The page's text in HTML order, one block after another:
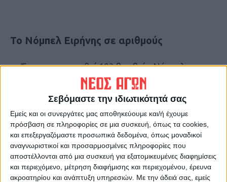
Σεβόμαστε την ιδιωτικότητά σας
Εμείς και οι συνεργάτες μας αποθηκεύουμε και/ή έχουμε
πρόσβαση σε πληροφορίες σε μια συσκευή, όπως τα cookies,
και επεξεργαζόμαστε προσωπικά δεδομένα, όπως μοναδικοί
αναγνωριστικοί και προσαρμοσμένες πληροφορίες που
αποστέλλονται από μια συσκευή για εξατομικευμένες διαφημίσεις
και περιεχόμενο, μέτρηση διαφήμισης και περιεχομένου, έρευνα
ακροατηρίου και ανάπτυξη υπηρεσιών. Με την άδειά σας, εμείς
To Νόμπελ Ειρήνης σε αριθμούς
Έχουν απονεμηθεί 102 βραβεία Νόμπελ
Ειρήνης 1901–2021.
Έχουν βραβευτεί 25 οργανισμοί.
2 βραβεία Ειρήνης έχουν μοιραστεί σε τρία
άτομα.
18 γυναίκες έχουν βραβευτεί με το Νόμπελ
Ειρήνης μέχρι στιγμής.
1 βραβευμένος, ο Le Duc Tho, αρνήθηκε το